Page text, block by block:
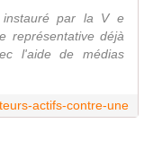
instauré par la V e
représentative déjà
l'aide de médias
actifs-contre-une